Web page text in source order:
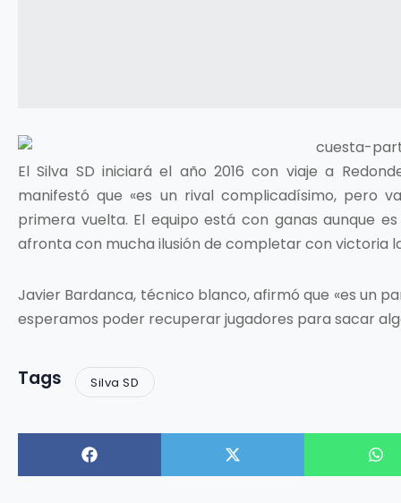
El Silva SD iniciará el año 2016 con viaje a
manifestó que «es un rival complicadísimo, pero
primera vuelta. El equipo está con ganas aunque
afronta con mucha ilusión de completar con victoria
Javier Bardanca, técnico blanco, afirmó que «es un
esperamos poder recuperar jugadores para sacar
Tags Silva SD